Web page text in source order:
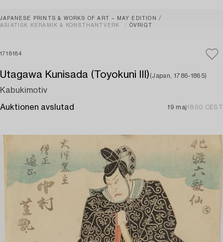
JAPANESE PRINTS & WORKS OF ART – MAY EDITION
ASIATISK KERAMIK & KONSTHANTVERK
ÖVRIGT
1718184
Utagawa Kunisada (Toyokuni III) (Japan, 1786-1865)
Kabukimotiv
Auktionen avslutad 19 maj18:50 CEST